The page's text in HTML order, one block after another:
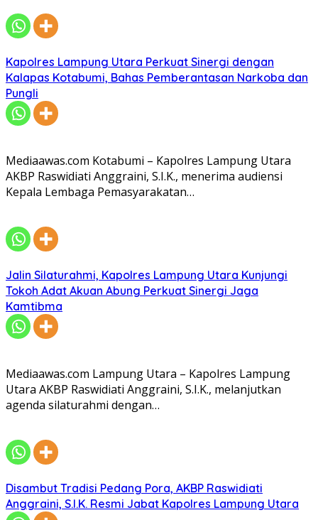
Kapolres Lampung Utara Perkuat Sinergi dengan
Kalapas Kotabumi, Bahas Pemberantasan Narkoba dan
Pungli
Mediaawas.com Kotabumi – Kapolres Lampung Utara
AKBP Raswidiati Anggraini, S.I.K., menerima audiensi
Kepala Lembaga Pemasyarakatan…
Jalin Silaturahmi, Kapolres Lampung Utara Kunjungi
Tokoh Adat Akuan Abung Perkuat Sinergi Jaga
Kamtibma
Mediaawas.com Lampung Utara – Kapolres Lampung
Utara AKBP Raswidiati Anggraini, S.I.K., melanjutkan
agenda silaturahmi dengan…
Disambut Tradisi Pedang Pora, AKBP Raswidiati
Anggraini, S.I.K. Resmi Jabat Kapolres Lampung Utara